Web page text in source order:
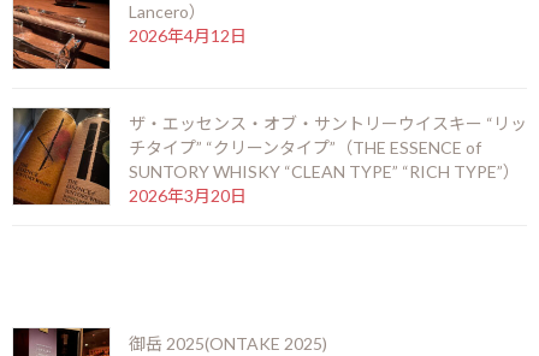
ニューグローブ 10年（NEW GROVE 10 years）
2026年7月12日
お陰をもちましてスーペルノーバ北新地店は14周
年を迎えることとなりました。
2026年6月29日
FINISH）
Lancero）
2026年4月12日
ザ・エッセンス・オブ・サントリーウイスキー “リッ
チタイプ” “クリーンタイプ”（THE ESSENCE of
SUNTORY WHISKY “CLEAN TYPE” “RICH TYPE”）
2026年3月20日
御岳 2025(ONTAKE 2025)